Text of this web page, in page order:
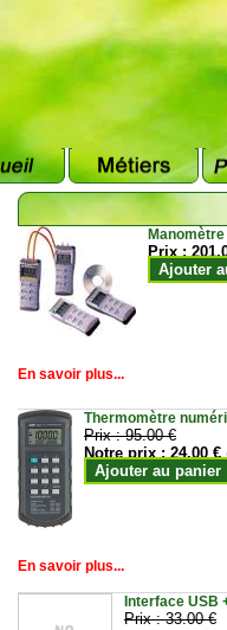
Prix :
Ajouter
En savoir plus...
Thermomètre
Prix :95.00 €
Notre prix :24.00 €
Ajouter au panier
En savoir plus...
Interface USB
Prix :33.00 €